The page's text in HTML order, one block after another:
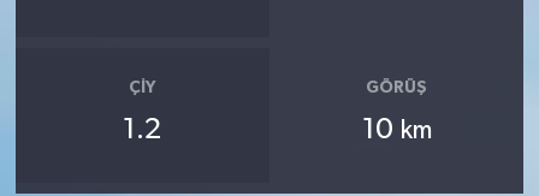
ÇIY
1.2
GÖRÜŞ
10 km